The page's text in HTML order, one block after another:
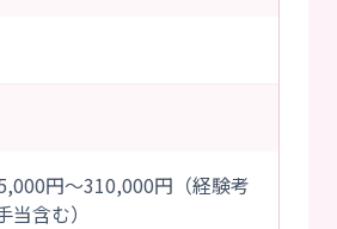
円～310,000円（経験考
含む）